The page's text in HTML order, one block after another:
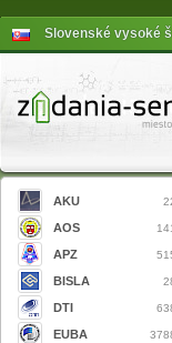
Slovenské vysoké
AKU
AOS
APZ
BISLA
DTI
EUBA